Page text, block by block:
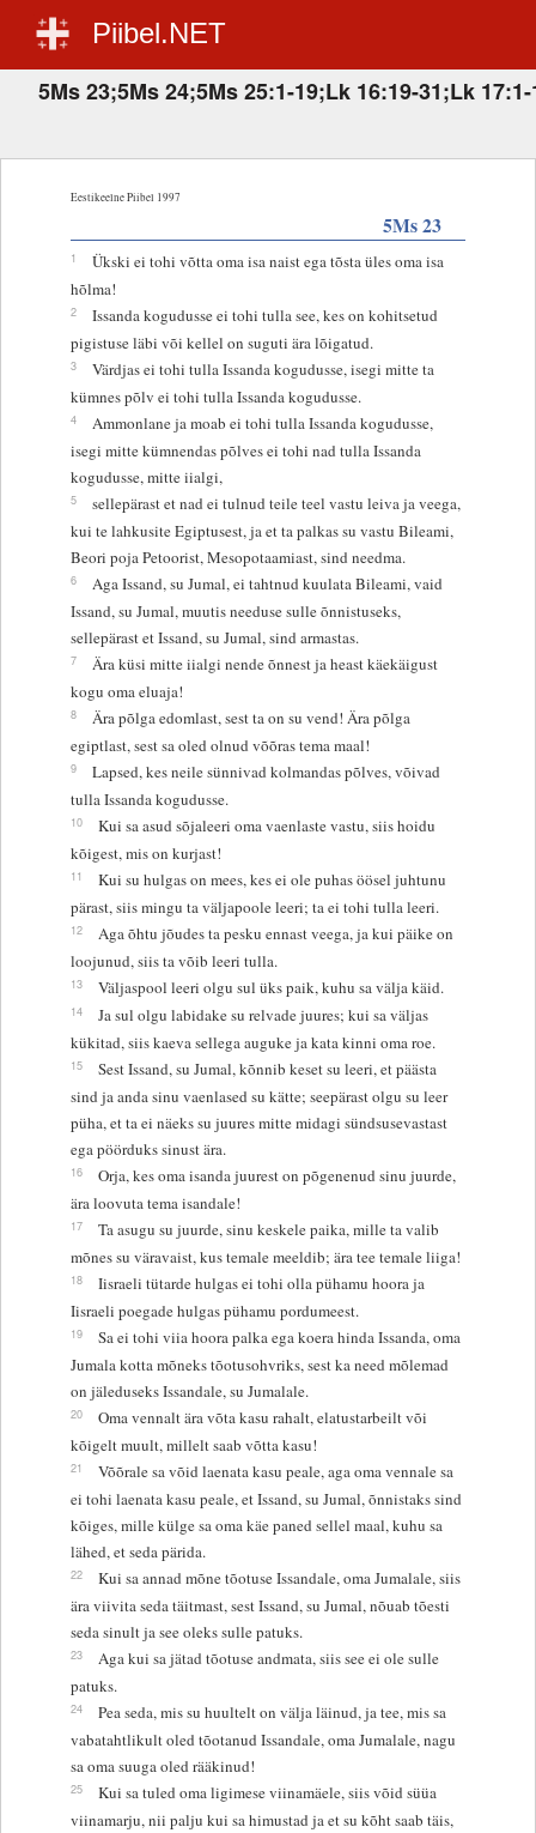
Piibel.NET
5Ms 23;5Ms 24;5Ms 25:1-19;Lk 16:19-31;Lk
Eestikeelne Piibel 1997
5Ms 23
1
Ükski ei tohi võtta oma isa naist ega tõsta üles oma isa
hõlma!
2
Issanda kogudusse ei tohi tulla see, kes on kohitsetud
pigistuse läbi või kellel on suguti ära lõigatud.
3
Värdjas ei tohi tulla Issanda kogudusse, isegi mitte ta
kümnes põlv ei tohi tulla Issanda kogudusse.
4
Ammonlane ja moab ei tohi tulla Issanda kogudusse,
isegi mitte kümnendas põlves ei tohi nad tulla Issanda
kogudusse, mitte iialgi,
5
sellepärast et nad ei tulnud teile teel vastu leiva ja veega,
kui te lahkusite Egiptusest, ja et ta palkas su vastu Bileami,
Beori poja Petoorist, Mesopotaamiast, sind needma.
6
Aga Issand, su Jumal, ei tahtnud kuulata Bileami, vaid
Issand, su Jumal, muutis needuse sulle õnnistuseks,
sellepärast et Issand, su Jumal, sind armastas.
7
Ära küsi mitte iialgi nende õnnest ja heast käekäigust
kogu oma eluaja!
8
Ära põlga edomlast, sest ta on su vend! Ära põlga
egiptlast, sest sa oled olnud võõras tema maal!
9
Lapsed, kes neile sünnivad kolmandas põlves, võivad
tulla Issanda kogudusse.
10
Kui sa asud sõjaleeri oma vaenlaste vastu, siis hoidu
kõigest, mis on kurjast!
11
Kui su hulgas on mees, kes ei ole puhas öösel juhtunu
pärast, siis mingu ta väljapoole leeri; ta ei tohi tulla leeri.
12
Aga õhtu jõudes ta pesku ennast veega, ja kui päike on
loojunud, siis ta võib leeri tulla.
13 Väljaspool leeri olgu sul üks paik, kuhu sa välja käid.
14
Ja sul olgu labidake su relvade juures; kui sa väljas
kükitad, siis kaeva sellega auguke ja kata kinni oma roe.
15
Sest Issand, su Jumal, kõnnib keset su leeri, et päästa
sind ja anda sinu vaenlased su kätte; seepärast olgu su leer
püha, et ta ei näeks su juures mitte midagi sündsusevastast
ega pöörduks sinust ära.
16
Orja, kes oma isanda juurest on põgenenud sinu juurde,
ära loovuta tema isandale!
17
Ta asugu su juurde, sinu keskele paika, mille ta valib
mõnes su väravaist, kus temale meeldib; ära tee temale liiga!
18
Iisraeli tütarde hulgas ei tohi olla pühamu hoora ja
Iisraeli poegade hulgas pühamu pordumeest.
19
Sa ei tohi viia hoora palka ega koera hinda Issanda, oma
Jumala kotta mõneks tõotusohvriks, sest ka need mõlemad
on jäleduseks Issandale, su Jumalale.
20
Oma vennalt ära võta kasu rahalt, elatustarbeilt või
kõigelt muult, millelt saab võtta kasu!
21
Võõrale sa võid laenata kasu peale, aga oma vennale sa
ei tohi laenata kasu peale, et Issand, su Jumal, õnnistaks sind
kõiges, mille külge sa oma käe paned sellel maal, kuhu sa
lähed, et seda pärida.
22
Kui sa annad mõne tõotuse Issandale, oma Jumalale, siis
ära viivita seda täitmast, sest Issand, su Jumal, nõuab tõesti
seda sinult ja see oleks sulle patuks.
23
Aga kui sa jätad tõotuse andmata, siis see ei ole sulle
patuks.
24
Pea seda, mis su huultelt on välja läinud, ja tee, mis sa
vabatahtlikult oled tõotanud Issandale, oma Jumalale, nagu
sa oma suuga oled rääkinud!
25
Kui sa tuled oma ligimese viinamäele, siis võid süüa
viinamarju, nii palju kui sa himustad ja et su kõht saab täis,